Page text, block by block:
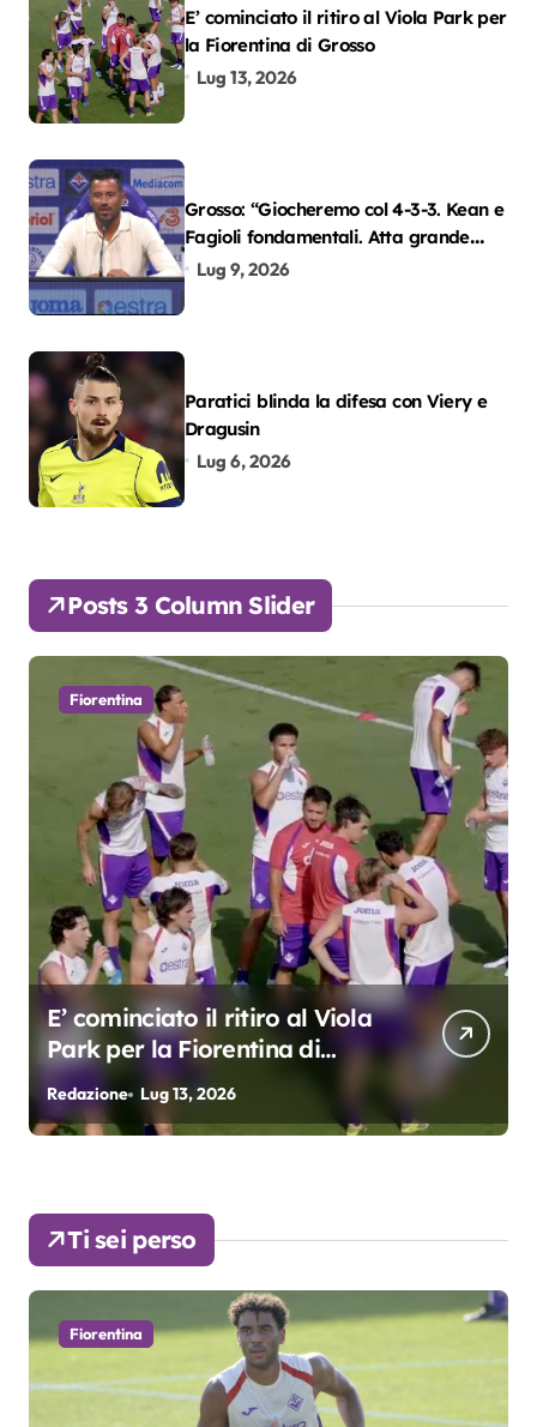
E’ cominciato il ritiro al Viola Park per
la Fiorentina di Grosso
Lug 13, 2026
Grosso: “Giocheremo col 4-3-3. Kean e
Fagioli fondamentali. Atta grande
colpo”
Lug 9, 2026
Paratici blinda la difesa con Viery e
Dragusin
Lug 6, 2026
Posts 3 Column Slider
Fiorentina
Grosso: “Giocheremo col 4-3-
3. Kean e Fagioli
fondamentali. Atta grande
colpo”
Redazione Lug 9, 2026
Ti sei perso
Fiorentina